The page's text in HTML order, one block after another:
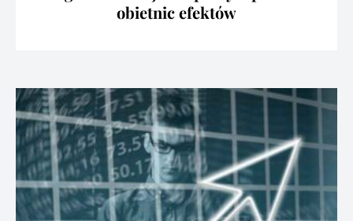
obietnic efektów